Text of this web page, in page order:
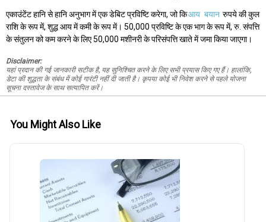
एकाउंटेंट हानि से हानि अनुभाग में एक डेबिट प्रविष्टि करेगा, जो किआय बयान रुपये की कुल
राशि के रूप में, शुद्ध आय में कमी के रूप में। 50,000 प्रविष्टि के एक भाग के रूप में, रु. संपत्ति
के संतुलन को कम करने के लिए 50,000 मशीनरी के परिसंपत्ति खाते में जमा किया जाएगा।
Disclaimer:
यहां प्रदान की गई जानकारी सटीक है, यह सुनिश्चित करने के लिए सभी प्रयास किए गए हैं। हालांकि,
डेटा की शुद्धता के संबंध में कोई गारंटी नहीं दी जाती है। कृपया कोई भी निवेश करने से पहले योजना
सूचना दस्तावेज के साथ सत्यापित करें।
You Might Also Like